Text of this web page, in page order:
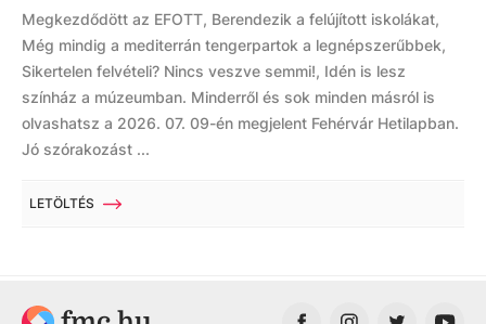
Megkezdődött az EFOTT, Berendezik a felújított iskolákat,
Még mindig a mediterrán tengerpartok a legnépszerűbbek,
Sikertelen felvételi? Nincs veszve semmi!, Idén is lesz
színház a múzeumban. Minderről és sok minden másról is
olvashatsz a 2026. 07. 09-én megjelent Fehérvár Hetilapban.
Jó szórakozást ...
LETÖLTÉS